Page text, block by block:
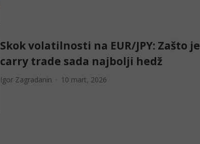
Skok volatilnosti na EUR/JPY: Zašto je
carry trade sada najbolji hedž
Igor Zagradanin 10 mart, 2026